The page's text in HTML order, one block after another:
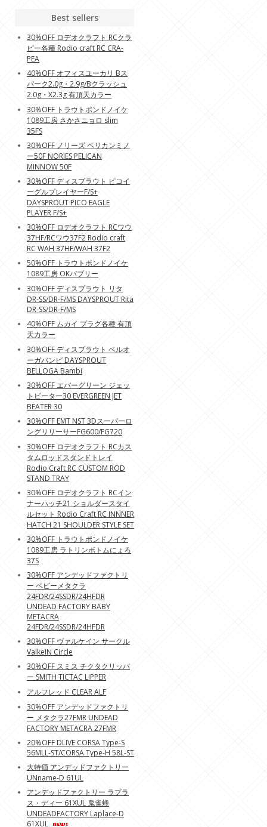
Best sellers
30%OFF ロデオクラフト RCクラ
ピー各種 Rodio craft RC CRA-
PEA
40%OFF オフィスユーカリ Bス
パーク2.0g・2.9g/Bクラッシュ
2.0g・X2.3g 有頂天カラー
30%OFF トラウトポンドノイケ
1089工房 さかさニョロ slim
35FS
30%OFF ノリーズ ペリカンミノ
ー50F NORIES PELICAN
MINNOW 50F
30%OFF ディスプラウト ピコイ
ーグルプレイヤーF/S+
DAYSPROUT PICO EAGLE
PLAYER F/S+
30%OFF ロデオクラフト RCワウ
37HF/RCワウ37F2 Rodio craft
RC WAH 37HF/WAH 37F2
50%OFF トラウトポンドノイケ
1089工房 OKバブリー
30%OFF ディスプラウト リタ
DR-SS/DR-F/MS DAYSPROUT Rita
DR-SS/DR-F/MS
40%OFF ムカイ プラグ各種 有頂
天カラー
30%OFF ディスプラウト ベルオ
ーガバンピ DAYSPROUT
BELLOGA Bambi
30%OFF エバーグリーン ジェッ
トビーター30 EVERGREEN JET
BEATER 30
30%OFF EMT NST 3Dスーパーロ
ングリリーサーFG600/FG720
30%OFF ロデオクラフト RCカス
タムロッドスタンドトレイ
Rodio Craft RC CUSTOM ROD
STAND TRAY
30%OFF ロデオクラフト RCイン
ナーハッチ21 ショルダースタイ
ルセット Rodio Craft RC INNNER
HATCH 21 SHOULDER STYLE SET
30%OFF トラウトポンドノイケ
1089工房 ラトリンボトムにょろ
37S
30%OFF アンデッドファクトリ
ー ベビーメタクラ
24FDR/24SSDR/24HFDR
UNDEAD FACTORY BABY
METACRA
24FDR/24SSDR/24HFDR
30%OFF ヴァルケイン サークル
ValkeIN Circle
30%OFF スミス チクタクリッパ
ー SMITH TICTAC LIPPER
アルフレッド CLEAR ALF
30%OFF アンデッドファクトリ
ー メタクラ27FMR UNDEAD
FACTORY METACRA 27FMR
20%OFF DLIVE CORSA Type-S
56MLL-ST/CORSA Type-H 58L-ST
大特価 アンデッドファクトリー
UNname-D 61UL
アンデッドファクトリー ラプラ
ス・ディー 61XUL 鬼雀蜂
UNDEADFACTORY Laplace-D
61XUL